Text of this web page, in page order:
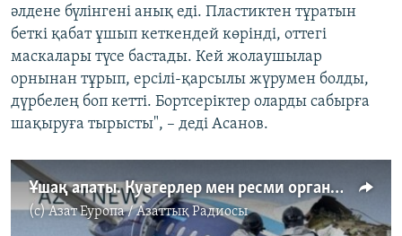
әлдене бүлінгені анық еді. Пластиктен тұратын
беткі қабат ұшып кеткендей көрінді, оттегі
маскалары түсе бастады. Кей жолаушылар
орнынан тұрып, ерсілі-қарсылы жүрумен болды,
дүрбелең боп кетті. Бортсеріктер оларды сабырға
шақыруға тырысты", – деді Асанов.
Ұшақ апаты. Куәгерлер мен ресми органдар не дейді? – AzatNEWS | 25.12.2024
(c)Азат Еуропа / Азаттық Радиосы